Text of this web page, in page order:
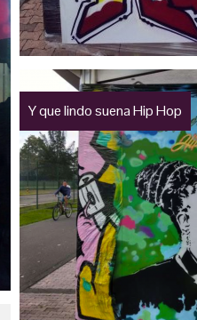
Y que lindo suena Hip Hop